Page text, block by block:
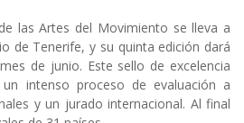
las Artes del Movimiento se lleva a
de Tenerife, y su quinta edición dará
de junio. Este sello de excelencia
intenso proceso de evaluación a
y un jurado internacional. Al final